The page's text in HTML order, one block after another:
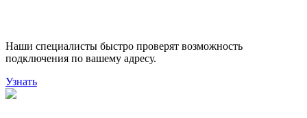
Наши специалисты быстро проверят возможность
подключения по вашему адресу.
Узнать